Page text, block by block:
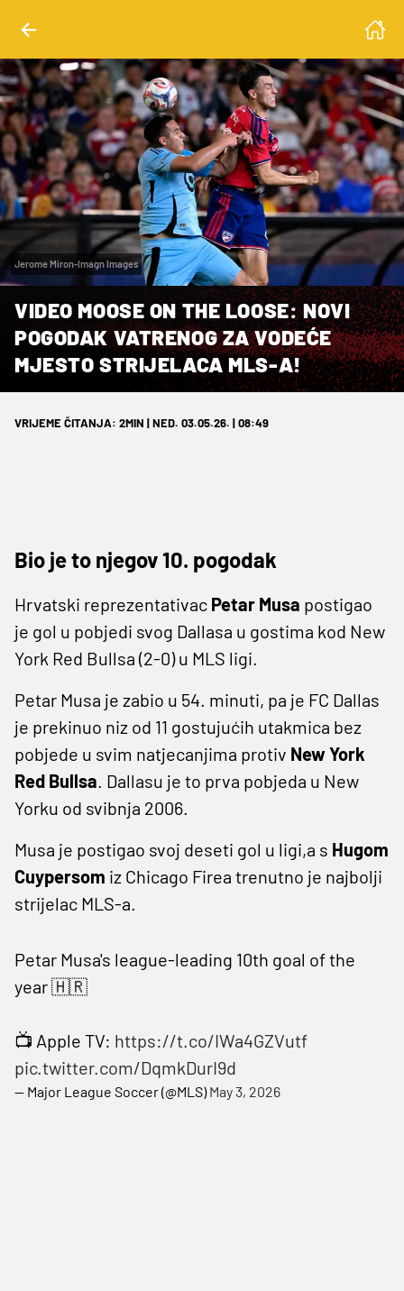
Jerome Miron-Imagn Images
VIDEO MOOSE ON THE LOOSE: NOVI
POGODAK VATRENOG ZA VODEĆE
MJESTO STRIJELACA MLS-A!
VRIJEME ČITANJA: 2MIN | NED. 03.05.26. | 08:49
Bio je to njegov 10. pogodak
Hrvatski reprezentativac Petar Musa postigao
je gol u pobjedi svog Dallasa u gostima kod New
York Red Bullsa (2-0) u MLS ligi.
Petar Musa je zabio u 54. minuti, pa je FC Dallas
je prekinuo niz od 11 gostujućih utakmica bez
pobjede u svim natjecanjima protiv New York
Red Bullsa. Dallasu je to prva pobjeda u New
Yorku od svibnja 2006.
Musa je postigao svoj deseti gol u ligi,a s Hugom
Cuypersom iz Chicago Firea trenutno je najbolji
strijelac MLS-a.
Petar Musa's league-leading 10th goal of the
year 🇭🇷
📺 Apple TV: https://t.co/IWa4GZVutf
pic.twitter.com/DqmkDurI9d
— Major League Soccer (@MLS)May 3, 2026